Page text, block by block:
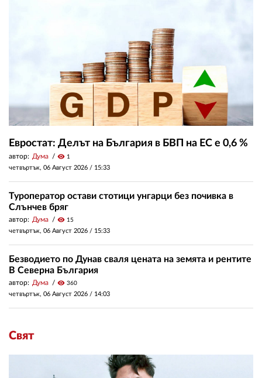
Евростат: Делът на България в БВП на ЕС е 0,6 %
автор: Дума visibility 1
четвъртък, 06 Август 2026 / 15:33
Туроператор остави стотици унгарци без почивка в
Слънчев бряг
автор: Дума visibility 15
четвъртък, 06 Август 2026 / 15:33
Безводието по Дунав сваля цената на земята и рентите
В Северна България
автор: Дума visibility 360
четвъртък, 06 Август 2026 / 14:03
Свят